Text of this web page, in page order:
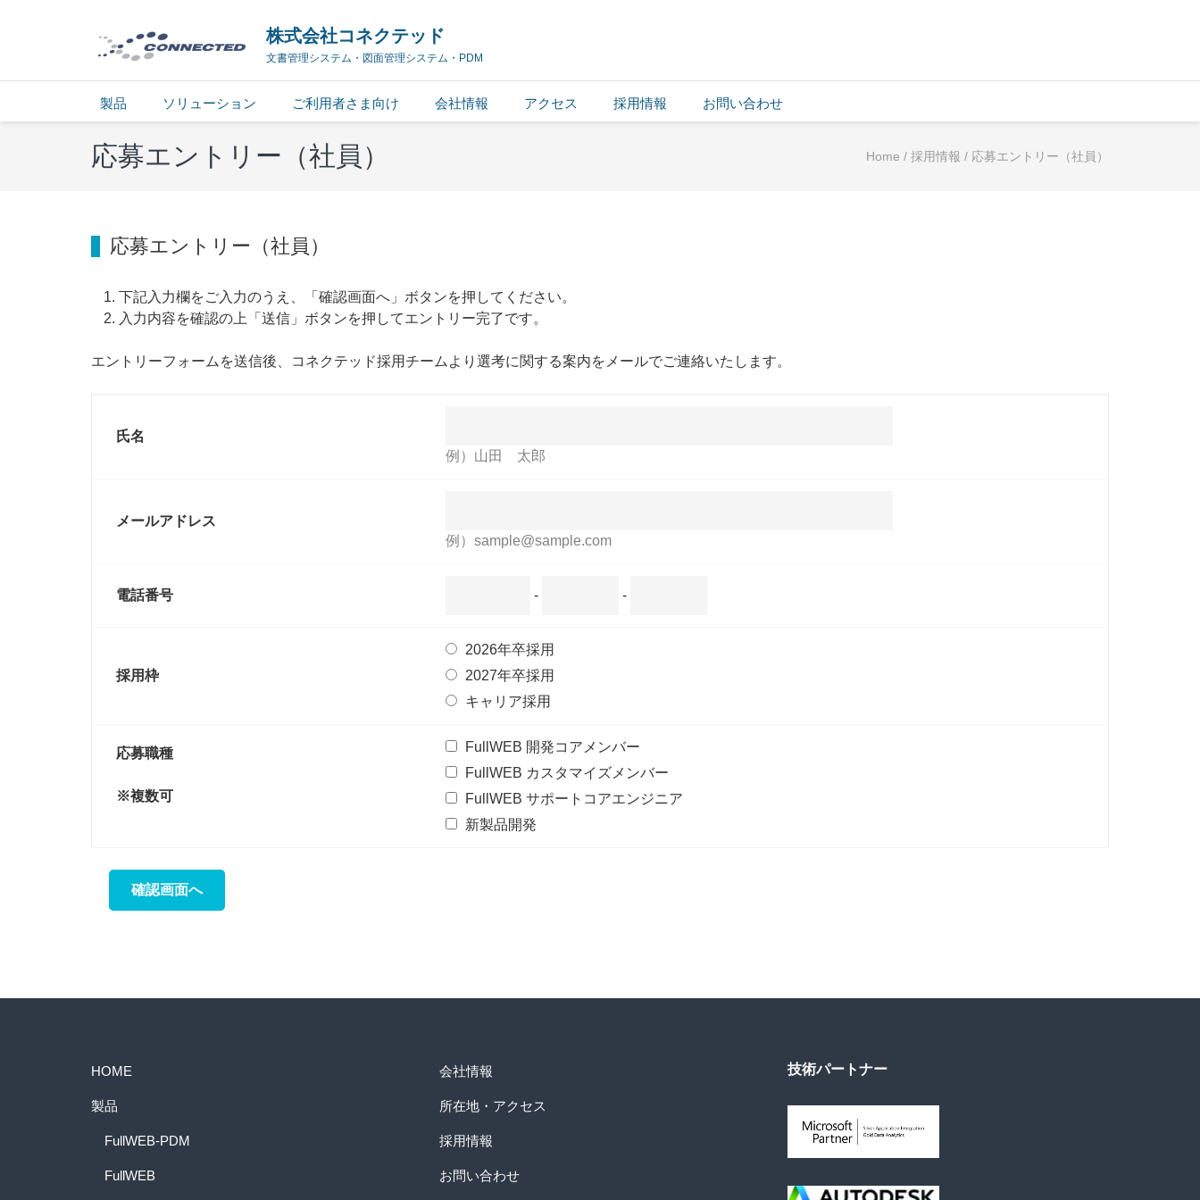
株式会社コネクテッド
文書管理システム・図面管理システム・PDM
製品 ソリューション ご利用者さま向け 会社情報 アクセス 採用情報 お問い合わせ
応募エントリー（社員） Home / 採用情報 / 応募エントリー（社員）
応募エントリー（社員）
下記入力欄をご入力のうえ、「確認画面へ」ボタンを押してください。
入力内容を確認の上「送信」ボタンを押してエントリー完了です。
エントリーフォームを送信後、コネクテッド採用チームより選考に関する案内をメールでご連絡いたします。
氏名
例）山田 太郎
メールアドレス
例）sample@sample.com
電話番号 - -
採用枠
2026年卒採用
2027年卒採用
キャリア採用
応募職種
※複数可
FullWEB 開発コアメンバー
FullWEB カスタマイズメンバー
FullWEB サポートコアエンジニア
新製品開発
HOME
製品
FullWEB-PDM
FullWEB
会社情報
所在地・アクセス
採用情報
お問い合わせ
技術パートナー